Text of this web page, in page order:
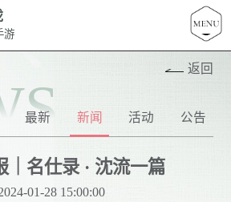
游
返回
最新 新闻 活动 公告
｜名仕录 · 沈流一篇
01-28 15:00:00